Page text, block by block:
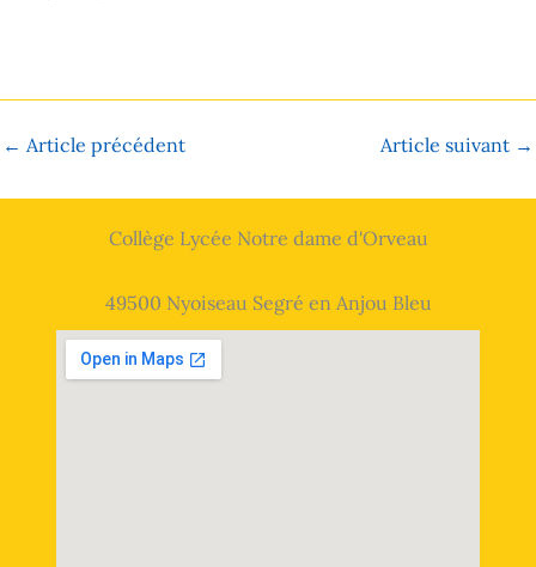
← Article précédent Article suivant →
Collège Lycée Notre dame d'Orveau
49500 Nyoiseau Segré en Anjou Bleu